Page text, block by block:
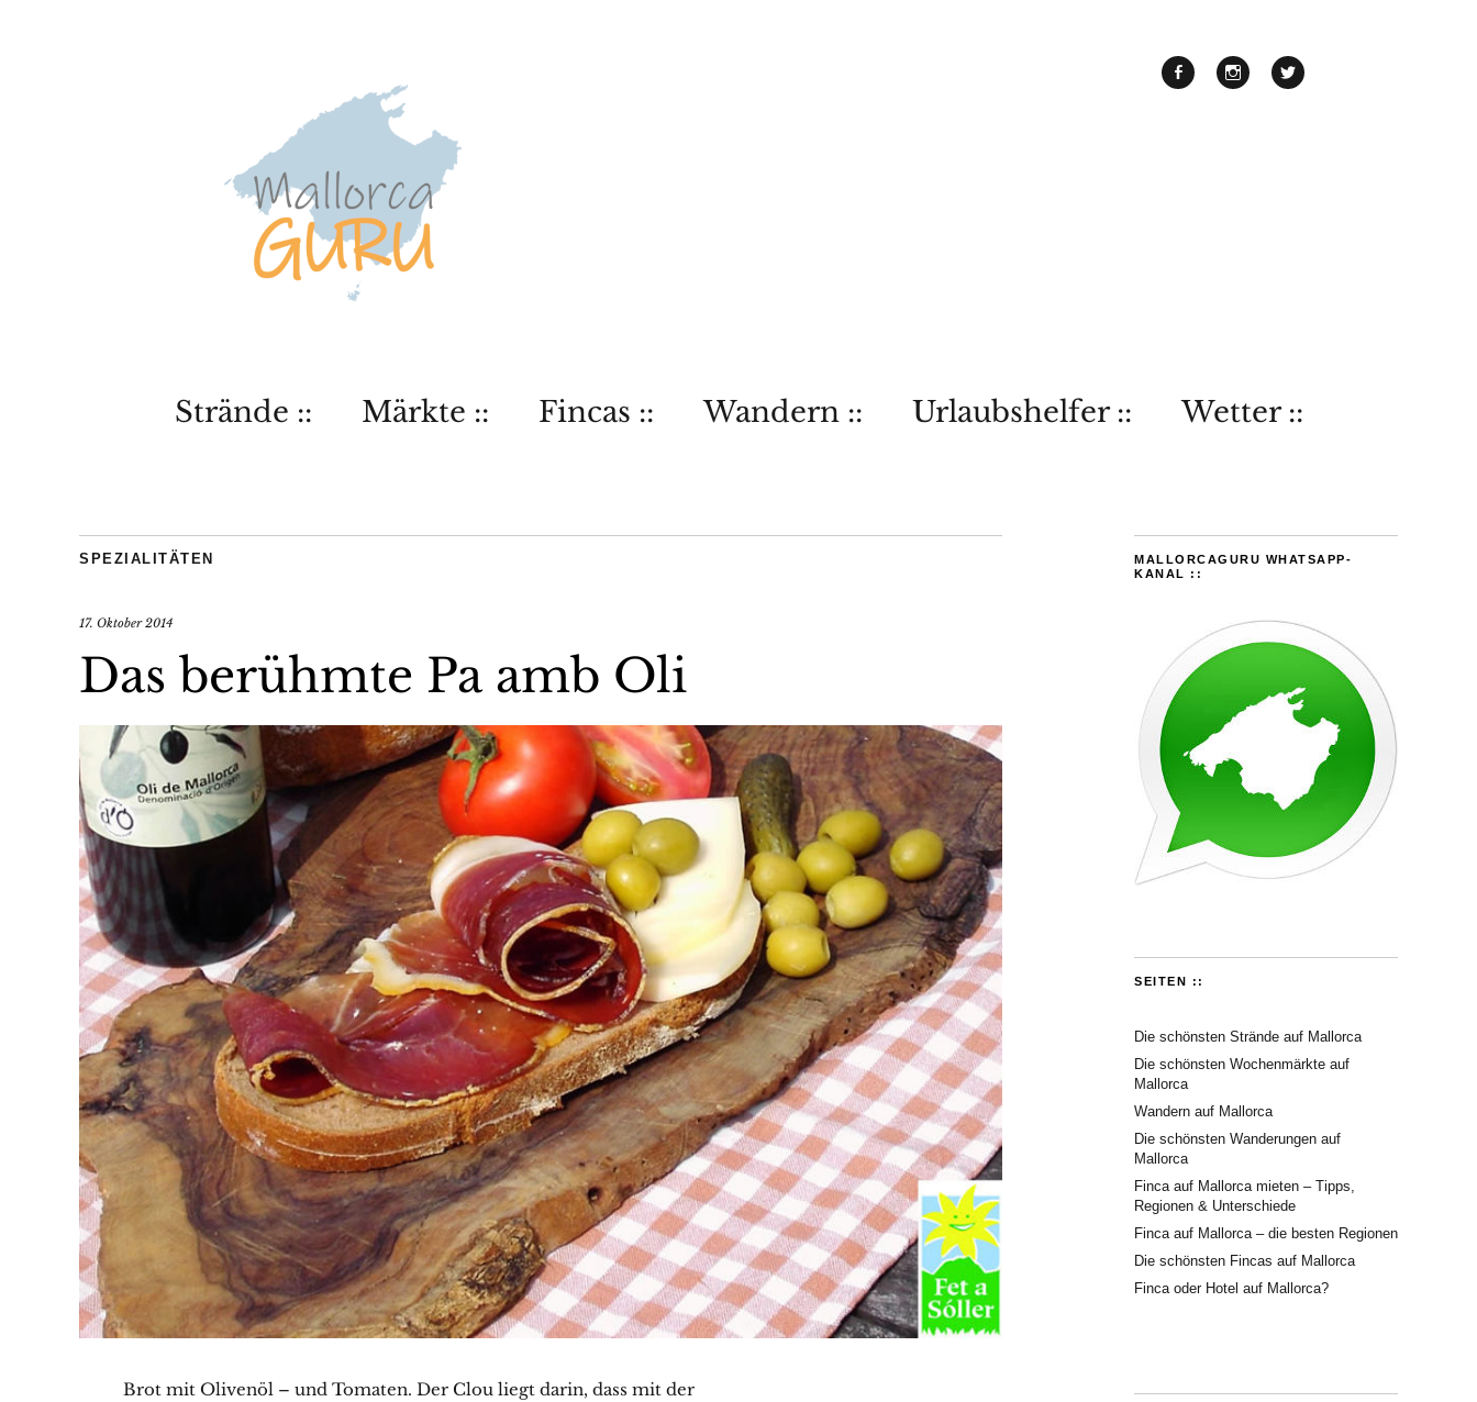
Strände :: Märkte :: Fincas :: Wandern :: Urlaubshelfer :: Wetter ::
SPEZIALITÄTEN
17. Oktober 2014
Das berühmte Pa amb Oli
Brot mit Olivenöl – und Tomaten. Der Clou liegt darin, dass mit der
MALLORCAGURU WHATSAPP-
KANAL ::
SEITEN ::
Die schönsten Strände auf Mallorca
Die schönsten Wochenmärkte auf
Mallorca
Wandern auf Mallorca
Die schönsten Wanderungen auf
Mallorca
Finca auf Mallorca mieten – Tipps,
Regionen & Unterschiede
Finca auf Mallorca – die besten Regionen
Die schönsten Fincas auf Mallorca
Finca oder Hotel auf Mallorca?